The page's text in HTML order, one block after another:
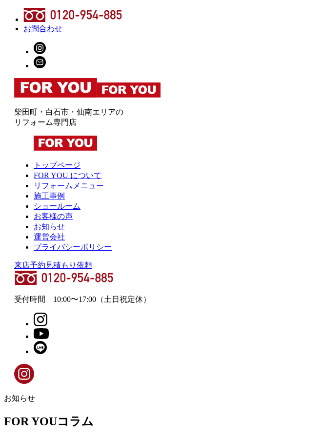
お問合わせ
柴田町・白石市・仙南エリアの
リフォーム専門店
トップページ
FOR YOU について
リフォームメニュー
施工事例
ショールーム
お客様の声
お知らせ
運営会社
プライバシーポリシー
来店予約 見積もり依頼
受付時間 10:00〜17:00 （土日祝定休）
お知らせ
FOR YOUコラム